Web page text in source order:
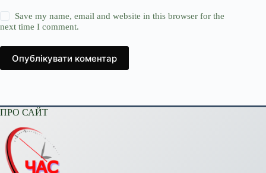
Save my name, email and website in this browser for the
next time I comment.
Опублікувати коментар
ПРО САЙТ